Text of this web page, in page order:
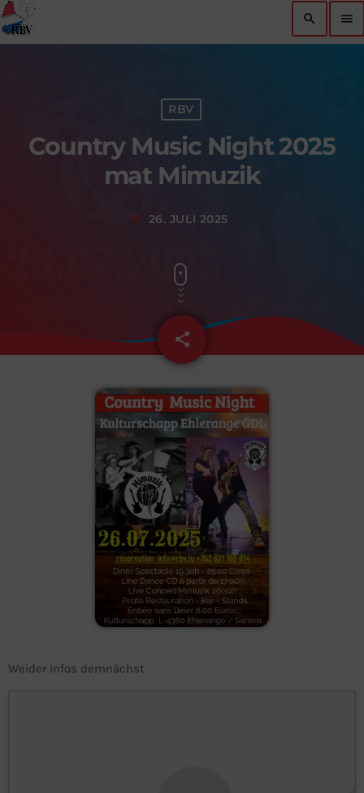
search menu
RBV
Country Music Night 2025
mat Mimuzik
today 26. JULI 2025
share
email
Weider Infos demnächst